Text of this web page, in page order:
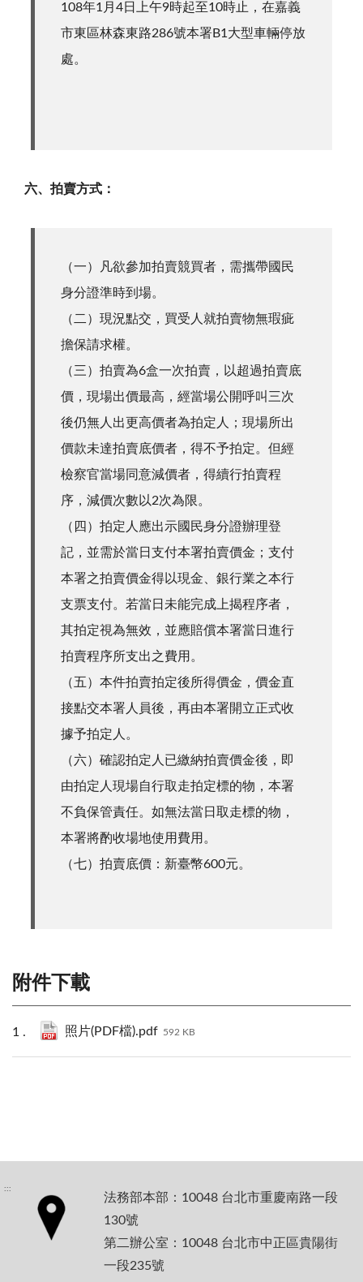
108年1月4日上午9時起至10時止，在嘉義
市東區林森東路286號本署B1大型車輛停放
處。
六、拍賣方式：
（一）凡欲參加拍賣競買者，需攜帶國民
身分證準時到場。
（二）現況點交，買受人就拍賣物無瑕疵
擔保請求權。
（三）拍賣為6盒一次拍賣，以超過拍賣底
價，現場出價最高，經當場公開呼叫三次
後仍無人出更高價者為拍定人；現場所出
價款未達拍賣底價者，得不予拍定。但經
檢察官當場同意減價者，得續行拍賣程
序，減價次數以2次為限。
（四）拍定人應出示國民身分證辦理登
記，並需於當日支付本署拍賣價金；支付
本署之拍賣價金得以現金、銀行業之本行
支票支付。若當日未能完成上揭程序者，
其拍定視為無效，並應賠償本署當日進行
拍賣程序所支出之費用。
（五）本件拍賣拍定後所得價金，價金直
接點交本署人員後，再由本署開立正式收
據予拍定人。
（六）確認拍定人已繳納拍賣價金後，即
由拍定人現場自行取走拍定標的物，本署
不負保管責任。如無法當日取走標的物，
本署將酌收場地使用費用。
（七）拍賣底價：新臺幣600元。
附件下載
照片(PDF檔).pdf 592 KB
:::
法務部本部：10048 台北市重慶南路一段
130號
第二辦公室：10048 台北市中正區貴陽街
一段235號